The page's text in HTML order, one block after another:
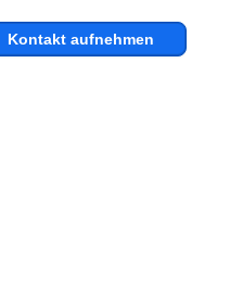
Kontakt aufnehmen